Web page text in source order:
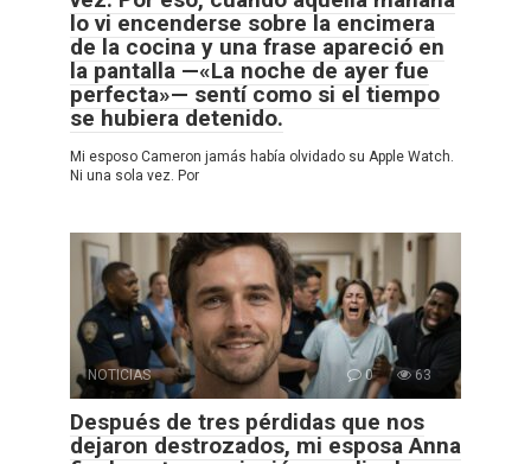
lo vi encenderse sobre la encimera
de la cocina y una frase apareció en
la pantalla —«La noche de ayer fue
perfecta»— sentí como si el tiempo
se hubiera detenido.
Mi esposo Cameron jamás había olvidado su Apple Watch.
Ni una sola vez. Por
NOTICIAS 0 63
Después de tres pérdidas que nos
dejaron destrozados, mi esposa Anna